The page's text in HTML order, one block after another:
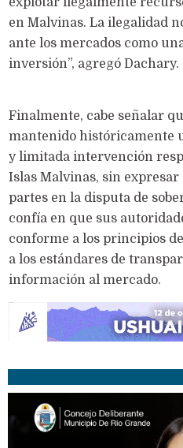
en Malvinas. La ilegalidad
ante los mercados como
inversión”, agregó Dachary.
Finalmente, cabe señalar
mantenido históricamente
y limitada intervención
Islas Malvinas, sin
partes en la disputa de
confía en que sus
conforme a los principios
a los estándares de
información al mercado.